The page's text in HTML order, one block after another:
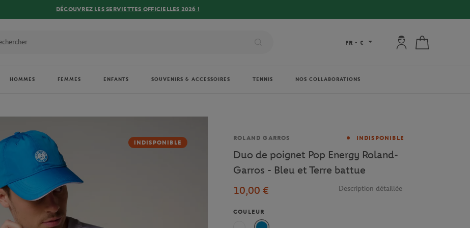
DÉCOUVREZ LES SERVIETTES OFFICIELLES 2026 !
FR - € Mon compte : se
HOMMES FEMMES ENFANTS SOUVENIRS & ACCESSOIRES TENNIS NOS COLLABORATIONS
INDISPONIBLE
Marque
ROLAND GARROS INDISPONIBLE
Duo de poignet Pop Energy Roland-
Garros - Bleu et Terre battue
10,00 €
Description détaillée
COULEUR